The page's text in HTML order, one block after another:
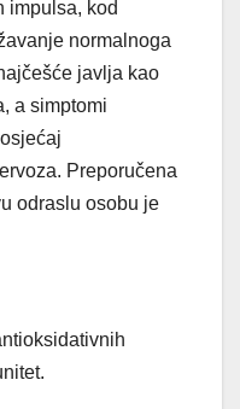
impulsa, kod
normalnoga
javlja kao
a simptomi
Preporučena
odraslu osobu je